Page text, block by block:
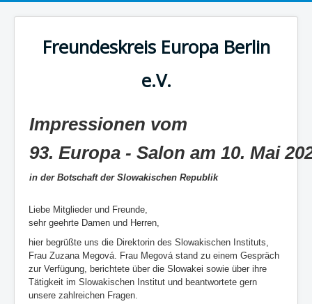
Freundeskreis Europa Berlin
e.V.
Impressionen vom
93. Europa - Salon am 10. Mai
in der Botschaft der Slowakischen Republik
Liebe Mitglieder und Freunde,
sehr geehrte Damen und Herren,
hier begrüßte uns die Direktorin des Slowakischen Instituts,
Frau Zuzana Megová. Frau Megová stand zu einem Gespräch
zur Verfügung, berichtete über die Slowakei sowie über ihre
Tätigkeit im Slowakischen Institut und beantwortete gern
unsere zahlreichen Fragen.